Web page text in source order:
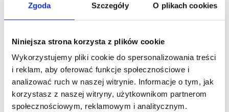
Zgoda Szczegóły O plikach cookies
Niniejsza strona korzysta z plików cookie
Wykorzystujemy pliki cookie do spersonalizowania treści
i reklam, aby oferować funkcje społecznościowe i
analizować ruch w naszej witrynie. Informacje o tym, jak
korzystasz z naszej witryny, użytkownikom partnerom
społecznościowym, reklamowym i analitycznym.
Zbieramy od Przedstawimy Ci